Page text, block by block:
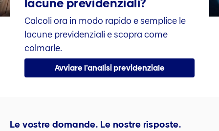
Calcoli ora in modo rapido e semplice le
lacune previdenziali e scopra come
colmarle.
Avviare l’analisi previdenziale
Le vostre domande. Le nostre risposte.